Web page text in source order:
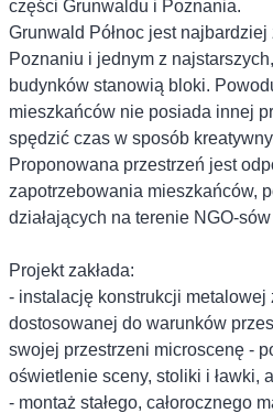
części Grunwaldu i Poznania.
Grunwald Północ jest
Poznaniu i jednym z
budynków stanowią bloki.
mieszkańców nie posiada innej
spędzić czas w sposób
Proponowana przestrzeń jest
zapotrzebowania mieszkańców,
działających na terenie NGO-
Projekt zakłada:
- instalację konstrukcji metalowej
dostosowanej do warunków
swojej przestrzeni microscenę -
oświetlenie sceny, stoliki i ławki,
- montaż stałego, całorocznego